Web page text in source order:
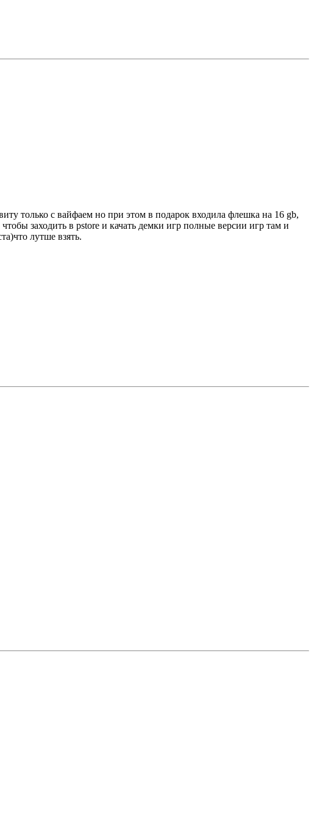
только с вайфаем но при этом в подарок входила флешка на 16 gb,
заходить в pstore и качать демки игр полные версии игр там и
лутше взять.